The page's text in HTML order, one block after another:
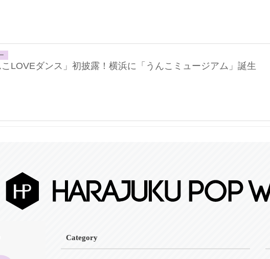
LOVEダンス」初披露！横浜に「うんこミュージアム」誕生
Category